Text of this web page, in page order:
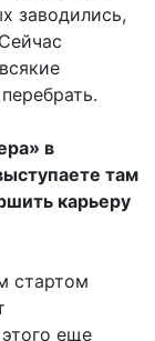
заводились,
в
там
карьеру
стартом
еще